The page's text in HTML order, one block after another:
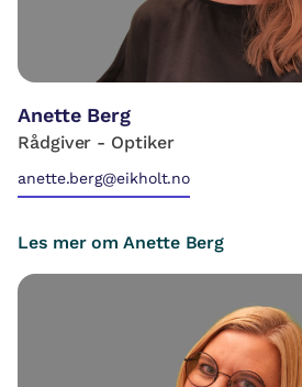
Anette Berg
Rådgiver - Optiker
anette.berg@eikholt.no
Les mer om Anette Berg